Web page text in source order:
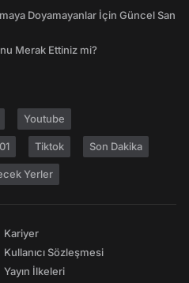
Doyamayanlar İçin Güncel San
Merak Ettiniz mi?
Youtube
Tiktok Son Dakika
Yerler
Kariyer
Kullanıcı Sözleşmesi
Yayın İlkeleri